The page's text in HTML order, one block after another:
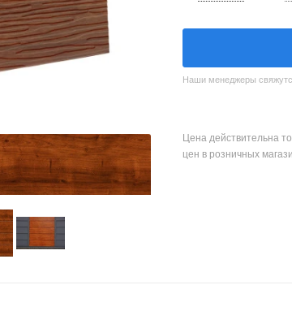
Наши менеджеры
Цена действительна
цен в розничных